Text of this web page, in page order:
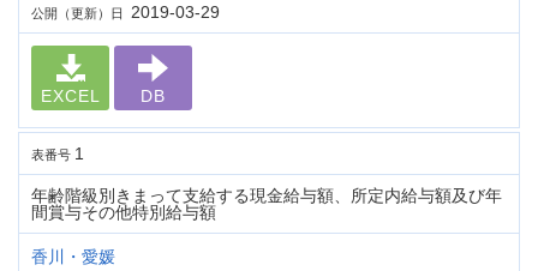
公開（更新）日 2019-03-29
EXCEL DB
表番号 1
年齢階級別きまって支給する現金給与額、所定内給与額及び年
間賞与その他特別給与額
香川・愛媛